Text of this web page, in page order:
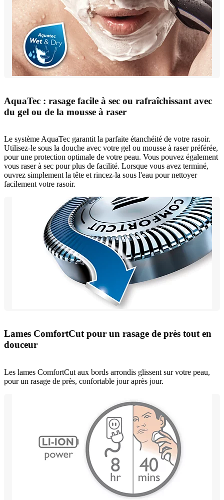
AquaTec : rasage facile à sec ou rafraîchissant avec
du gel ou de la mousse à raser
Le système AquaTec garantit la parfaite étanchéité de votre rasoir.
Utilisez-le sous la douche avec votre gel ou mousse à raser préférée,
pour une protection optimale de votre peau. Vous pouvez également
vous raser à sec pour plus de facilité. Lorsque vous avez terminé,
ouvrez simplement la tête et rincez-la sous l'eau pour nettoyer
facilement votre rasoir.
Lames ComfortCut pour un rasage de près tout en
douceur
Les lames ComfortCut aux bords arrondis glissent sur votre peau,
pour un rasage de près, confortable jour après jour.